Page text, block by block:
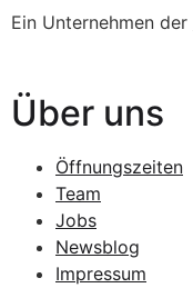
Ein Unternehmen der
Über uns
Öffnungszeiten
Team
Jobs
Newsblog
Impressum